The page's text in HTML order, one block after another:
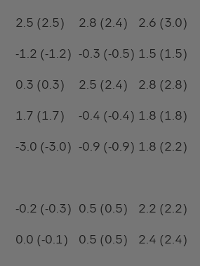
2.5 (2.5) 2.8 (2.4) 2.6 (3.0)
-1.2 (-1.2) -0.3 (-0.5) 1.5 (1.5)
0.3 (0.3) 2.5 (2.4) 2.8 (2.8)
1.7 (1.7) -0.4 (-0.4) 1.8 (1.8)
-3.0 (-3.0) -0.9 (-0.9) 1.8 (2.2)
-0.2 (-0.3) 0.5 (0.5) 2.2 (2.2)
0.0 (-0.1) 0.5 (0.5) 2.4 (2.4)